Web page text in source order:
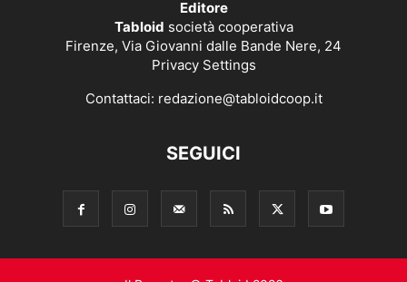
Editore
Tabloid società cooperativa
Firenze, Via Giovanni dalle Bande Nere, 24
Privacy Settings
Contattaci: redazione@tabloidcoop.it
SEGUICI